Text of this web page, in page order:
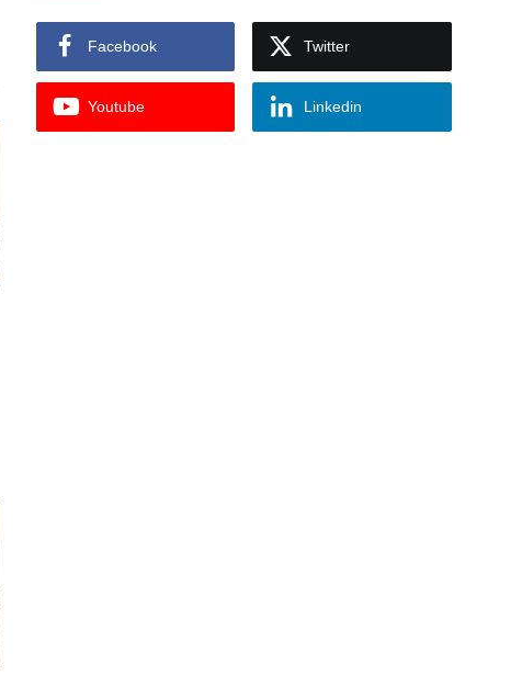
Facebook Twitter
Youtube Linkedin